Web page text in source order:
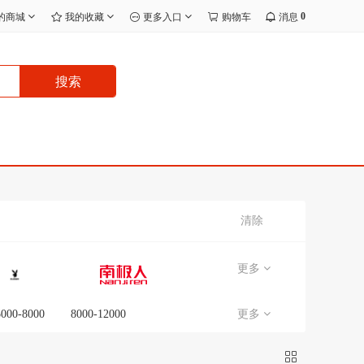
商城 我的收藏 更多入口 购物车 消息 0
搜索
清除
更多
8000 8000-12000 更多